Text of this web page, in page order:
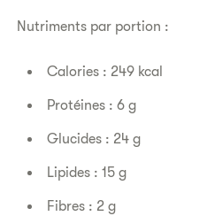
Nutriments par portion :
Calories : 249 kcal
Protéines : 6 g
Glucides : 24 g
Lipides : 15 g
Fibres : 2 g